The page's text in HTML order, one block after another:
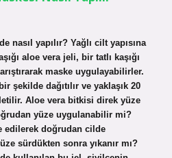
nasıl yapılır? Yağlı cilt yapısına
aloe vera jeli, bir tatlı kaşığı
maske uygulayabilirler.
şekilde dağıtılır ve yaklaşık 20
Aloe vera bitkisi direk yüze
yüze uygulanabilir mi?
edilerek doğrudan cilde
sürdükten sonra yıkanır mı?